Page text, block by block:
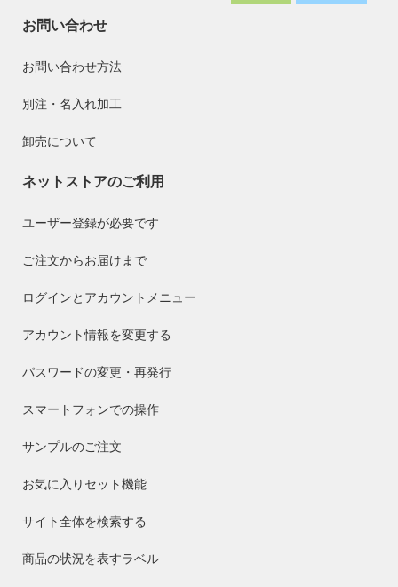
お問い合わせ
お問い合わせ方法
別注・名入れ加工
卸売について
ネットストアのご利用
ユーザー登録が必要です
ご注文からお届けまで
ログインとアカウントメニュー
アカウント情報を変更する
パスワードの変更・再発行
スマートフォンでの操作
サンプルのご注文
お気に入りセット機能
サイト全体を検索する
商品の状況を表すラベル